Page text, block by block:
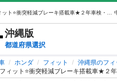
沖縄版
都道府県選択
ホンダ フィット 沖縄県のフィ
ィット⭐衝突軽減ブレーキ搭載車★２